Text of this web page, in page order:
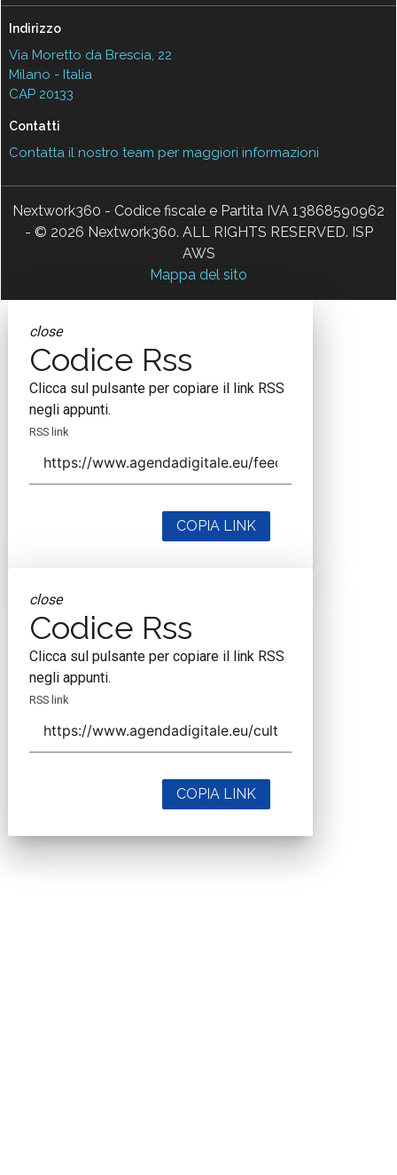
Indirizzo
Via Moretto da Brescia, 22
Milano - Italia
CAP 20133
Contatti
Contatta il nostro team per maggiori informazioni
Nextwork360 - Codice fiscale e Partita IVA 13868590962
- © 2026 Nextwork360. ALL RIGHTS RESERVED. ISP
AWS
Mappa del sito
close
Codice Rss
Clicca sul pulsante per copiare il link RSS
negli appunti.
RSS link
COPIA LINK
close
Codice Rss
Clicca sul pulsante per copiare il link RSS
negli appunti.
RSS link
COPIA LINK